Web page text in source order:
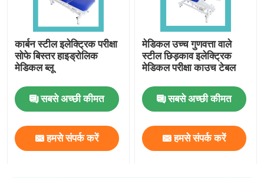
कार्बन स्टील इलेक्ट्रिक परीक्षा
सोफे बिस्तर हाइड्रोलिक
मेडिकल ब्लू
सबसे अच्छी कीमत
हमसे संपर्क करें
मेडिकल उच्च गुणवत्ता वाले
स्टील छिड़काव इलेक्ट्रिक
मेडिकल परीक्षा काउच टेबल
सबसे अच्छी कीमत
हमसे संपर्क करें